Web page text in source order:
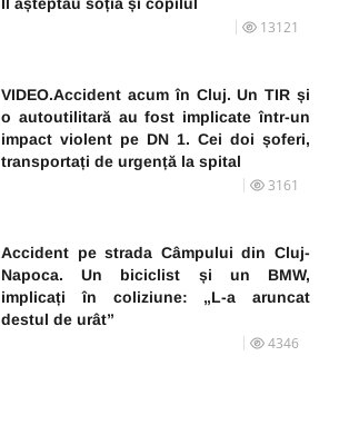
13121
VIDEO.Accident acum în Cluj. Un TIR și
o autoutilitară au fost implicate într-un
impact violent pe DN 1. Cei doi șoferi,
transportați de urgență la spital
3161
Accident pe strada Câmpului din Cluj-
Napoca. Un biciclist și un BMW,
implicați în coliziune: „L-a aruncat
destul de urât”
4346